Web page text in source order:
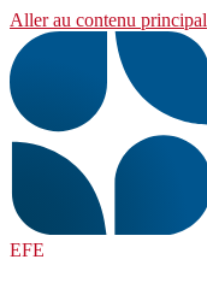
Aller au contenu principal
EFE